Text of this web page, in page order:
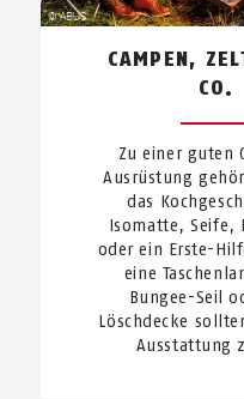
CAMPEN,
CO.
Zu einer guten
Ausrüstung
das
Isomatte, Seife,
oder ein Erste-
eine
Bungee-Seil
Löschdecke
Ausstattung